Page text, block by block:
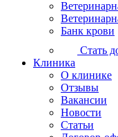
Банк крови
Стать
Клиника
О клинике
Отзывы
Вакансии
Новости
Статьи